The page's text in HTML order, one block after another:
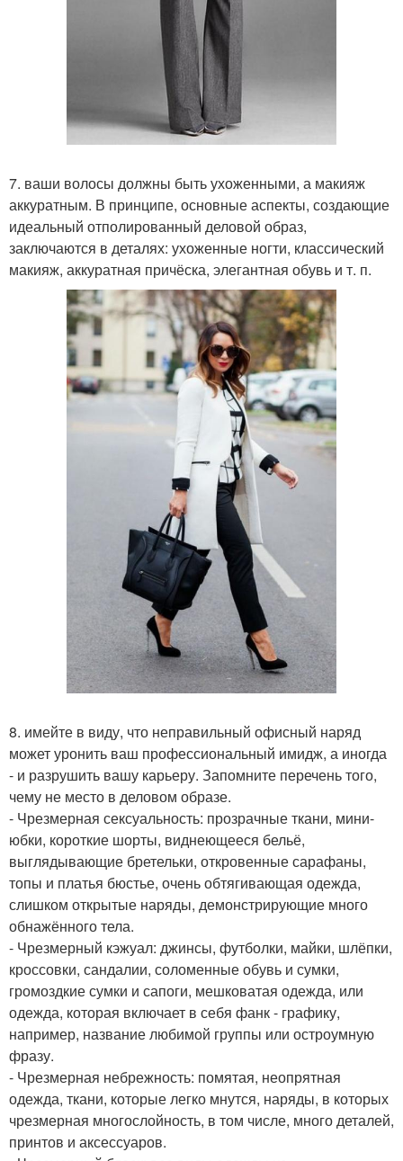
7. ваши волосы должны быть ухоженными, а макияж
аккуратным. В принципе, основные аспекты, создающие
идеальный отполированный деловой образ,
заключаются в деталях: ухоженные ногти, классический
макияж, аккуратная причёска, элегантная обувь и т. п.
8. имейте в виду, что неправильный офисный наряд
может уронить ваш профессиональный имидж, а иногда
- и разрушить вашу карьеру. Запомните перечень того,
чему не место в деловом образе.
- Чрезмерная сексуальность: прозрачные ткани, мини-
юбки, короткие шорты, виднеющееся бельё,
выглядывающие бретельки, откровенные сарафаны,
топы и платья бюстье, очень обтягивающая одежда,
слишком открытые наряды, демонстрирующие много
обнажённого тела.
- Чрезмерный кэжуал: джинсы, футболки, майки, шлёпки,
кроссовки, сандалии, соломенные обувь и сумки,
громоздкие сумки и сапоги, мешковатая одежда, или
одежда, которая включает в себя фанк - графику,
например, название любимой группы или остроумную
фразу.
- Чрезмерная небрежность: помятая, неопрятная
одежда, ткани, которые легко мнутся, наряды, в которых
чрезмерная многослойность, в том числе, много деталей,
принтов и аксессуаров.